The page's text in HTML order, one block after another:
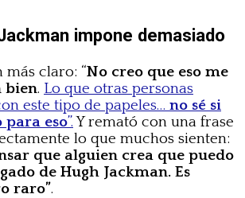
impone demasiado
más claro: “No creo que eso me
bien. Lo que otras personas
este tipo de papeles… no sé si
para eso”.Y remató con una frase
lo que muchos sienten:
que alguien crea que puedo
de Hugh Jackman. Es
raro”.